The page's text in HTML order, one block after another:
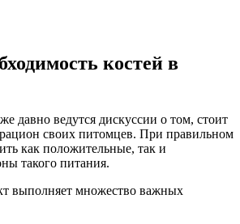
костей в
давно ведутся дискуссии о том, стоит
своих питомцев. При правильном
как положительные, так и
такого питания.
выполняет множество важных